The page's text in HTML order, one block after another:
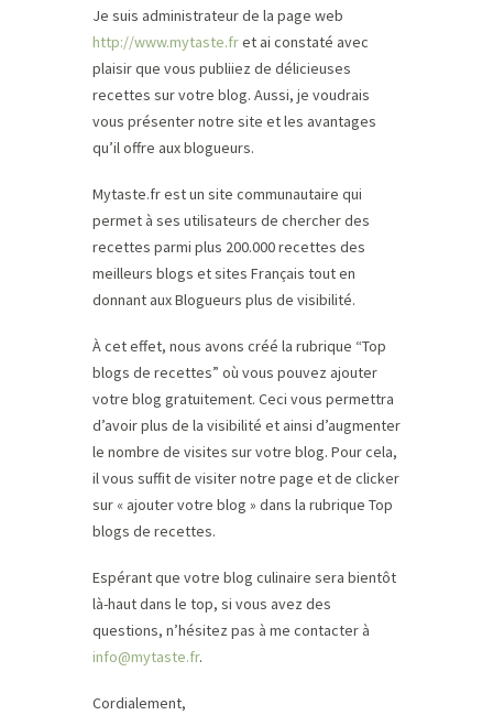
Je suis administrateur de la page web
http://www.mytaste.fret ai constaté avec
plaisir que vous publiiez de délicieuses
recettes sur votre blog. Aussi, je voudrais
vous présenter notre site et les avantages
qu’il offre aux blogueurs.
Mytaste.fr est un site communautaire qui
permet à ses utilisateurs de chercher des
recettes parmi plus 200.000 recettes des
meilleurs blogs et sites Français tout en
donnant aux Blogueurs plus de visibilité.
À cet effet, nous avons créé la rubrique “Top
blogs de recettes” où vous pouvez ajouter
votre blog gratuitement. Ceci vous permettra
d’avoir plus de la visibilité et ainsi d’augmenter
le nombre de visites sur votre blog. Pour cela,
il vous suffit de visiter notre page et de clicker
sur « ajouter votre blog » dans la rubrique Top
blogs de recettes.
Espérant que votre blog culinaire sera bientôt
là-haut dans le top, si vous avez des
questions, n’hésitez pas à me contacter à
info@mytaste.fr.
Cordialement,